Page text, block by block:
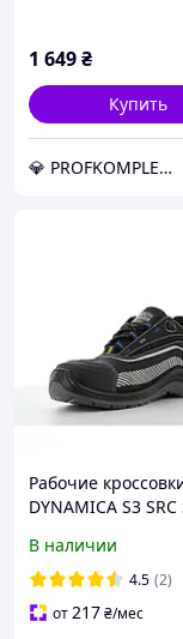
1 649₴
Купить
💎 PROFKOMPLEKT💎 ЛУЧШИЙ МАГАЗИН КАЧЕСТВЕННОЙ РАБОЧЕЙ СПЕЦОДЕЖДЫ И ОБУВИ
Рабочие
DYNAMICA S3
В наличии
4.5 (2)
от217₴/мес